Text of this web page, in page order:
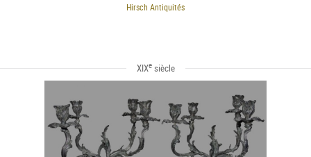
Hirsch Antiquités
XIXesiècle